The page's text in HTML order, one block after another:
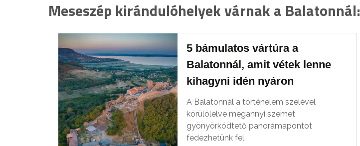
Meseszép kirándulóhelyek várnak a Balatonnál:
5 bámulatos vártúra a
Balatonnál, amit vétek lenne
kihagyni idén nyáron
A Balatonnál a történelem szelével
körülölelve megannyi szemet
gyönyörködtető panorámapontot
fedezhetünk fel.